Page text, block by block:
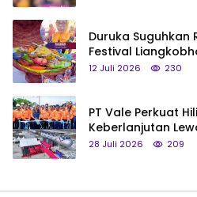
Duruka Suguhkan
Festival
hingga Tumpeng
12 Juli 2026 230
PT Vale Perkuat
Keberlanjutan
28 Juli 2026 209